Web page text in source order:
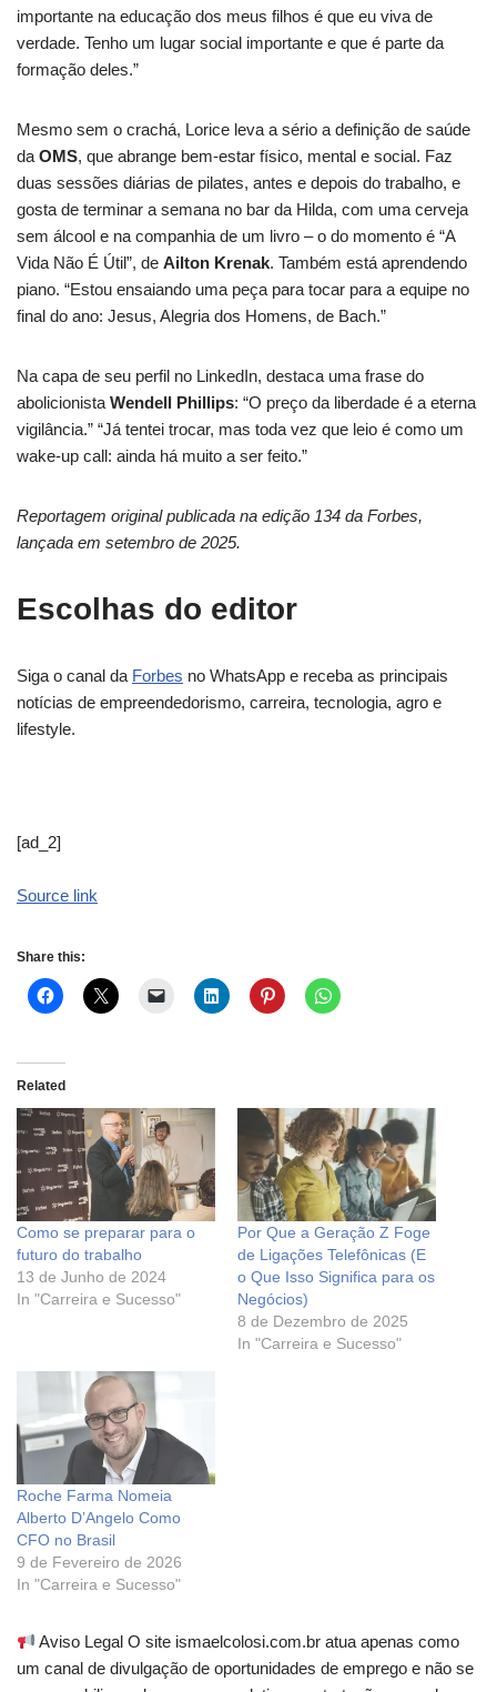
importante na educação dos meus filhos é que eu viva de
verdade. Tenho um lugar social importante e que é parte da
formação deles.”
Mesmo sem o crachá, Lorice leva a sério a definição de saúde
da OMS, que abrange bem-estar físico, mental e social. Faz
duas sessões diárias de pilates, antes e depois do trabalho, e
gosta de terminar a semana no bar da Hilda, com uma cerveja
sem álcool e na companhia de um livro – o do momento é “A
Vida Não É Útil”, de Ailton Krenak. Também está aprendendo
piano. “Estou ensaiando uma peça para tocar para a equipe no
final do ano: Jesus, Alegria dos Homens, de Bach.”
Na capa de seu perfil no LinkedIn, destaca uma frase do
abolicionista Wendell Phillips: “O preço da liberdade é a eterna
vigilância.” “Já tentei trocar, mas toda vez que leio é como um
wake-up call: ainda há muito a ser feito.”
Reportagem original publicada na edição 134 da Forbes,
lançada em setembro de 2025.
Escolhas do editor
Siga o canal da Forbes no WhatsApp e receba as principais
notícias de empreendedorismo, carreira, tecnologia, agro e
lifestyle.
[ad_2]
Source link
Share this:
Related
Como se preparar para o
futuro do trabalho
13 de Junho de 2024
In "Carreira e Sucesso"
Por Que a Geração Z Foge
de Ligações Telefônicas (E
o Que Isso Significa para os
Negócios)
8 de Dezembro de 2025
In "Carreira e Sucesso"
Roche Farma Nomeia
Alberto D’Angelo Como
CFO no Brasil
9 de Fevereiro de 2026
In "Carreira e Sucesso"
Aviso Legal O site ismaelcolosi.com.br atua apenas como
um canal de divulgação de oportunidades de emprego e não se